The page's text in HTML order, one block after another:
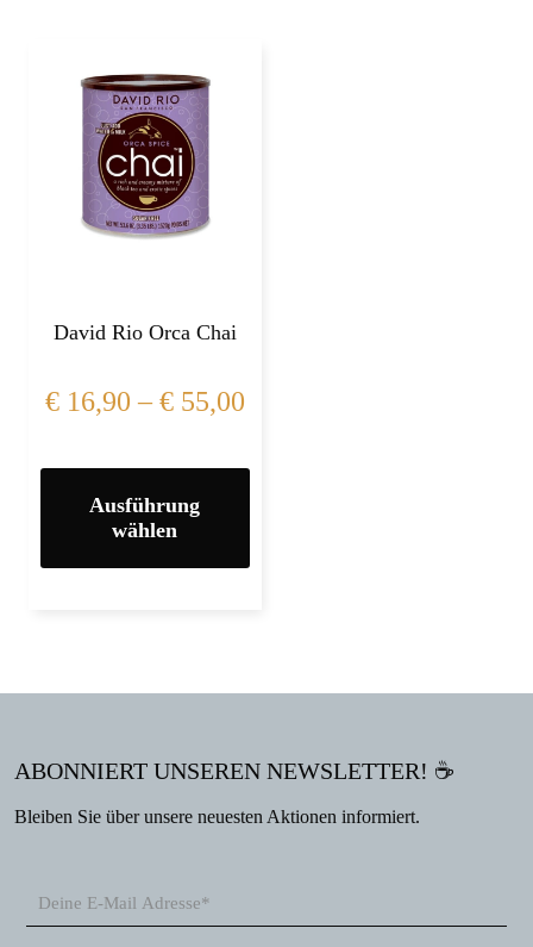
David Rio Orca Chai
€16,90 –€55,00
Ausführung
wählen
ABONNIERT UNSEREN NEWSLETTER! ☕
Bleiben Sie über unsere neuesten Aktionen informiert.